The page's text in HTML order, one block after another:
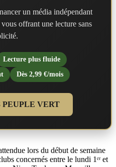
un média indépendant
offrant une lecture sans
Lecture plus fluide
Dès 2,99 €/mois
PEUPLE VERT
lors du début de semaine
concernés entre le lundi 1ᵉʳ et